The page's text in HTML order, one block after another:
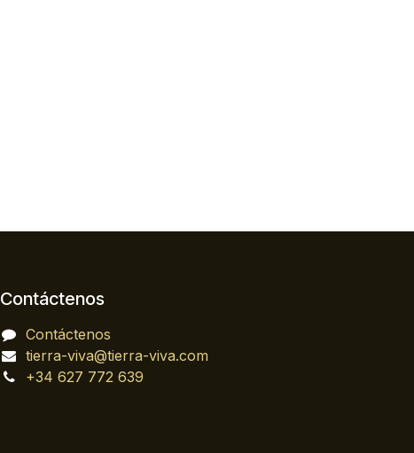
Contáctenos
Contáctenos
tierra-viva@tierra-viva.com
+34 627 772 639